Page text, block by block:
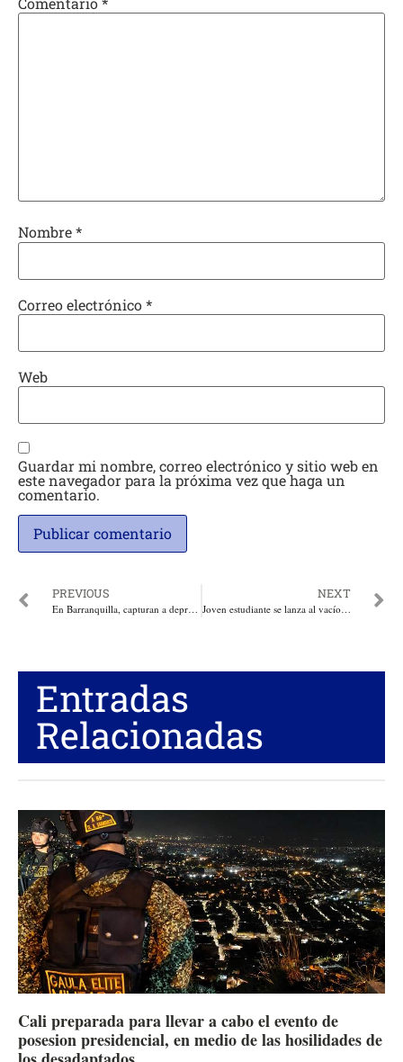
Nombre*
Correo electrónico*
Web
Guardar mi nombre, correo electrónico y sitio web en
este navegador para la próxima vez que haga un
comentario.
PREVIOUS
En Barranquilla, capturan a depravado que sometía a sus hijos a todo tipo de véjamenes sexuales
NEXT
Joven estudiante se lanza al vacío desde el sexto piso de la Universidad del Atlántico
Entradas
Relacionadas
Cali preparada para llevar a cabo el evento de
posesion presidencial, en medio de las hosilidades de